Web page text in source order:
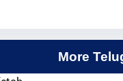
More